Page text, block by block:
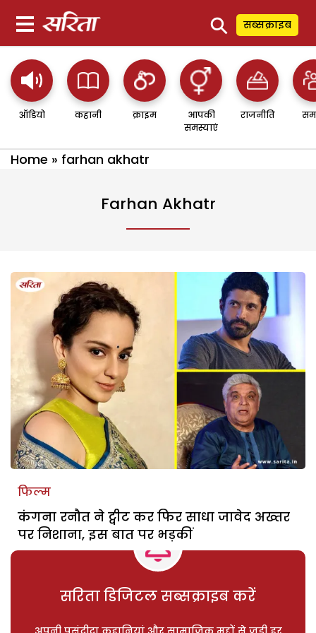
⚲ सब्सक्राइब
ऑडियो कहानी क्राइम
आपकी
समस्याएं
राजनीति
Home » farhan akhatr
Farhan Akhatr
फिल्म
कंगना रनौत ने ट्वीट कर फिर साधा जावेद अख्तर
पर निशाना, इस बात पर भड़कीं
सरिता डिजिटल सब्सक्राइब करें